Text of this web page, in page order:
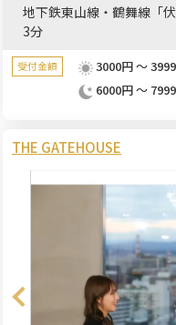
地下鉄東山線・鶴舞線「
3分
受付金額
3000円 ～
6000円 ～
THE GATEHOUSE